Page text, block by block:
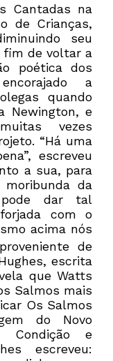
Cantadas na
de Crianças,
seu
fim de voltar a
poética dos
a
quando
Newington, e
vezes
“Há uma
escreveu
a sua, para
da
dar tal
com o
acima nós
de
escrita
que Watts
Salmos mais
Os Salmos
do Novo
Condição e
escreveu: